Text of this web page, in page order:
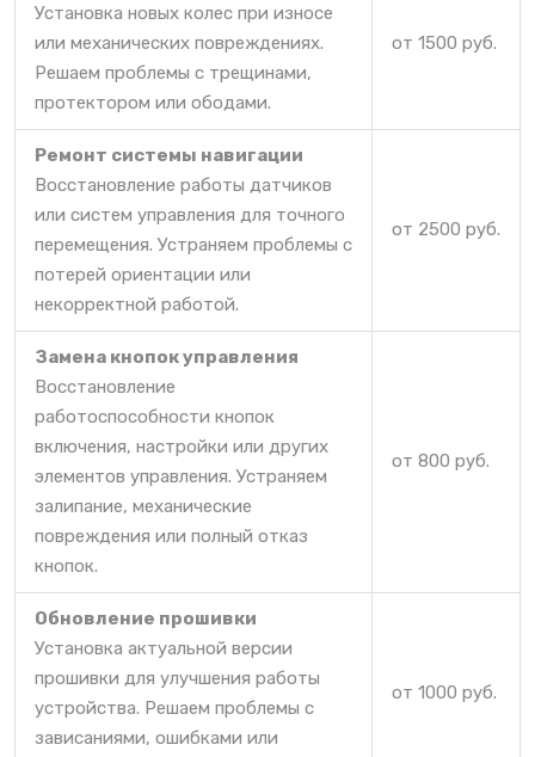
Установка новых колес при износе
или механических повреждениях.
Решаем проблемы с трещинами,
протектором или ободами.
от 1500 руб.
Ремонт системы навигации
Восстановление работы датчиков
или систем управления для точного
перемещения. Устраняем проблемы с
потерей ориентации или
некорректной работой.
от 2500 руб.
Замена кнопок управления
Восстановление
работоспособности кнопок
включения, настройки или других
элементов управления. Устраняем
залипание, механические
повреждения или полный отказ
кнопок.
от 800 руб.
Обновление прошивки
Установка актуальной версии
прошивки для улучшения работы
устройства. Решаем проблемы с
зависаниями, ошибками или
от 1000 руб.